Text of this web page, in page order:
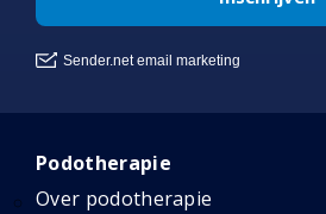
Podotherapie
Over podotherapie